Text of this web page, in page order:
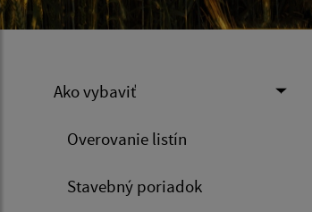
Ako vybaviť
Overovanie listín
Stavebný poriadok